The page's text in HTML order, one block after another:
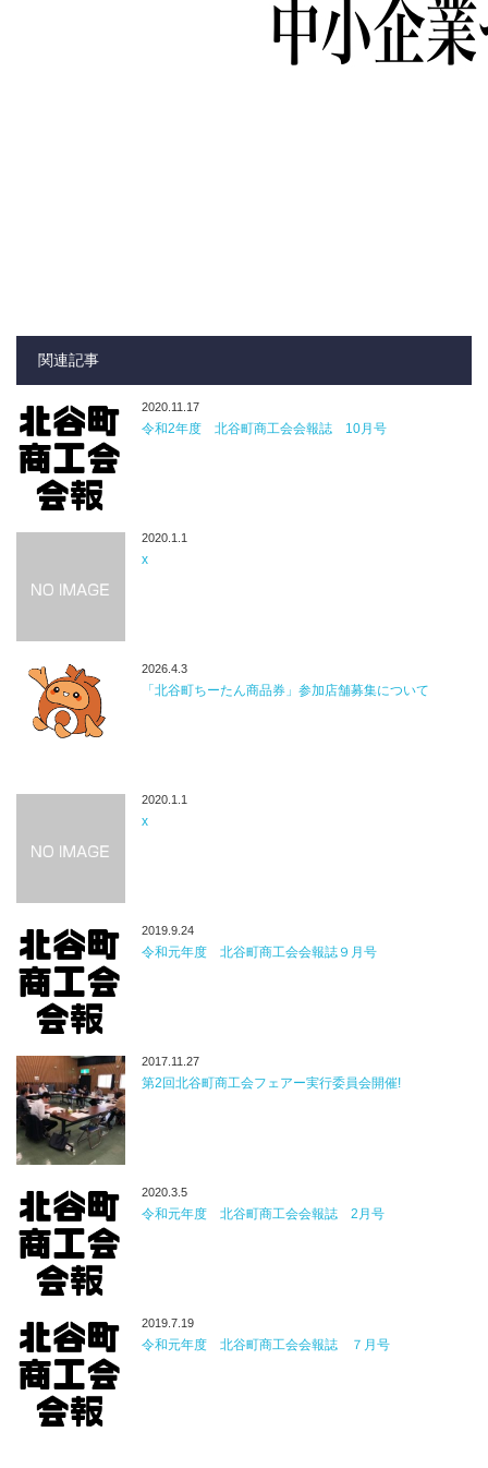
関連記事
2020.11.17
令和2年度 北谷町商工会会報誌 10月号
2020.1.1
x
2026.4.3
「北谷町ちーたん商品券」参加店舗募集について
2020.1.1
x
2019.9.24
令和元年度 北谷町商工会会報誌９月号
2017.11.27
第2回北谷町商工会フェアー実行委員会開催!
2020.3.5
令和元年度 北谷町商工会会報誌 2月号
2019.7.19
令和元年度 北谷町商工会会報誌 ７月号